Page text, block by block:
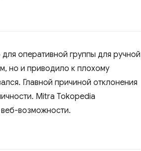
оперативной группы для ручной
но и приводило к плохому
Главной причиной отклонения
Mitra Tokopedia
возможности.